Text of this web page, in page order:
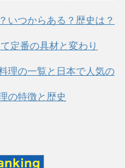
いつからある？歴史は？
定番の具材と変わり
理の一覧と日本で人気の
の特徴と歴史